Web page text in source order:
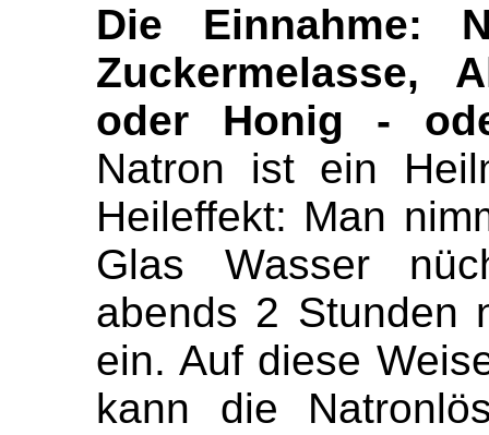
Die Einnahme:
Zuckermelasse,
oder Honig -
Natron ist ein
Heileffekt: Man
Glas Wasser
abends 2 Stunden
ein. Auf diese
kann die